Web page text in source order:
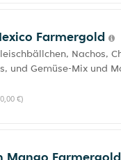
Farmergold
Nachos,
und Gemüse-Mix und
€)